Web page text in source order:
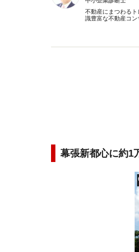
不動産にまつわる
識豊富な不動産コン
幕張新都心に約1